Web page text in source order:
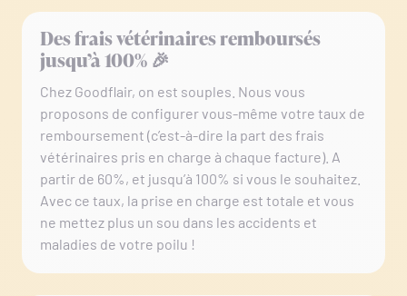
Des frais vétérinaires remboursés
jusqu’à 100% 🎉
Chez Goodflair, on est souples. Nous vous
proposons de configurer vous-même votre taux de
remboursement (c’est-à-dire la part des frais
vétérinaires pris en charge à chaque facture). A
partir de 60%, et jusqu’à 100% si vous le souhaitez.
Avec ce taux, la prise en charge est totale et vous
ne mettez plus un sou dans les accidents et
maladies de votre poilu !